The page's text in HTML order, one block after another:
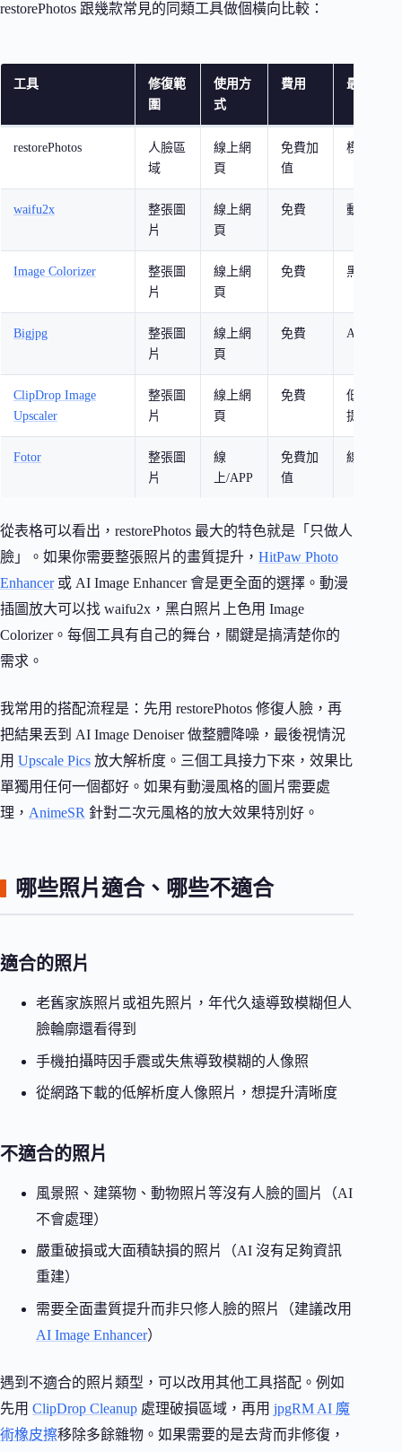
restorePhotos 跟幾款常見的同類工具做個橫向比較：
工具
修復範
圍
使用方
式
費用 最適合場
restorePhotos
人臉區
域
線上網
頁
免費加
值
模糊人臉
waifu2x
整張圖
片
線上網
頁
免費 動漫插圖
Image Colorizer
整張圖
片
線上網
頁
免費 黑白照片
Bigjpg
整張圖
片
線上網
頁
免費 AI 圖片
ClipDrop Image
Upscaler
整張圖
片
線上網
頁
免費
低解析度
提升
Fotor
整張圖
片
線
上/APP
免費加
值
線上修圖
從表格可以看出，restorePhotos 最大的特色就是「只做人
臉」。如果你需要整張照片的畫質提升， HitPaw Photo
Enhancer或 AI Image Enhancer 會是更全面的選擇。動漫
插圖放大可以找 waifu2x，黑白照片上色用 Image
Colorizer。每個工具有自己的舞台，關鍵是搞清楚你的
需求。
我常用的搭配流程是：先用 restorePhotos 修復人臉，再
把結果丟到 AI Image Denoiser 做整體降噪，最後視情況
用 Upscale Pics 放大解析度。三個工具接力下來，效果比
單獨用任何一個都好。如果有動漫風格的圖片需要處
理， AnimeSR 針對二次元風格的放大效果特別好。
哪些照片適合、哪些不適合
適合的照片
老舊家族照片或祖先照片，年代久遠導致模糊但人
臉輪廓還看得到
手機拍攝時因手震或失焦導致模糊的人像照
從網路下載的低解析度人像照片，想提升清晰度
不適合的照片
風景照、建築物、動物照片等沒有人臉的圖片（AI
不會處理）
嚴重破損或大面積缺損的照片（AI 沒有足夠資訊
重建）
需要全面畫質提升而非只修人臉的照片（建議改用
AI Image Enhancer）
遇到不適合的照片類型，可以改用其他工具搭配。例如
先用 ClipDrop Cleanup 處理破損區域，再用 jpgRM AI 魔
術橡皮擦移除多餘雜物。如果需要的是去背而非修復，